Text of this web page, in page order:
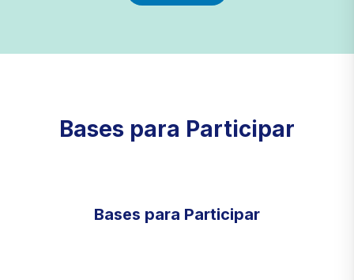
Bases para Participar
Bases para Participar